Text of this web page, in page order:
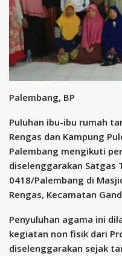
Palembang, BP
Puluhan ibu-ibu rumah
Rengas dan Kampung
Palembang mengikuti
diselenggarakan Satgas
0418/Palembang di
Rengas, Kecamatan
Penyuluhan agama ini
kegiatan non fisik dari
diselenggarakan sejak